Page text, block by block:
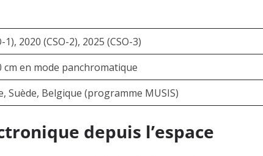
1), 2020 (CSO-2), 2025 (CSO-3)
cm en mode panchromatique
Suède, Belgique (programme MUSIS)
depuis l’espace